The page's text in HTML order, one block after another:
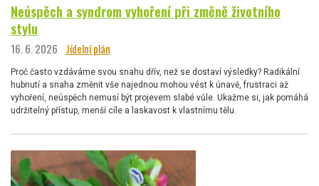
Neúspěch a syndrom vyhoření při změně životního
stylu
16. 6. 2026 Jídelní plán
Proč často vzdáváme svou snahu dřív, než se dostaví výsledky? Radikální
hubnutí a snaha změnit vše najednou mohou vést k únavě, frustraci až
vyhoření, neúspěch nemusí být projevem slabé vůle. Ukažme si, jak pomáhá
udržitelný přístup, menší cíle a laskavost k vlastnímu tělu.